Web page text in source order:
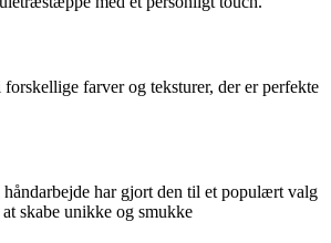
farver og teksturer, der er perfekte
har gjort den til et populært valg
skabe unikke og smukke